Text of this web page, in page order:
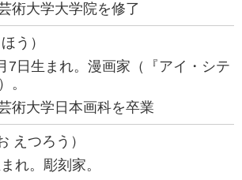
術大学大学院を修了
う）
7日生まれ。漫画家（『アイ・シテ
。
術大学日本画科を卒業
えつろう）
れ。彫刻家。